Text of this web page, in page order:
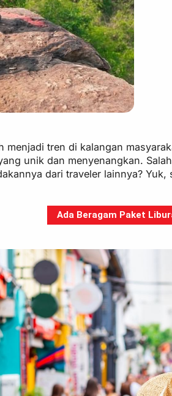
menjadi tren di kalangan
unik dan menyenangkan.
dari traveler lainnya?
Ada Beragam Paket